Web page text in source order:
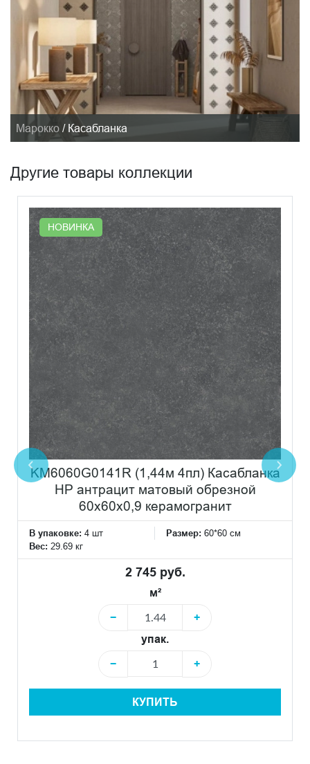
Марокко / Касабланка
Другие товары коллекции
НОВИНКА
KM6060G0141R (1,44м 4пл) Касабланка
HP антрацит матовый обрезной
60x60x0,9 керамогранит
В упаковке: 4 шт Размер: 60*60 см
Вес: 29.69 кг
2 745 руб.
м²
−
+
упак.
−
+
КУПИТЬ